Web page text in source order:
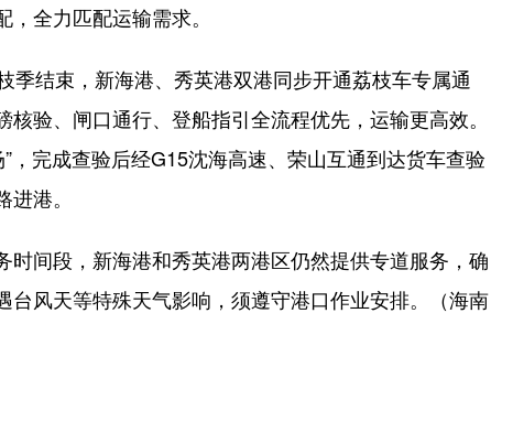
全力匹配运输需求。
结束，新海港、秀英港双港同步开通荔枝车专属通
验、闸口通行、登船指引全流程优先，运输更高效。
，完成查验后经G15沈海高速、荣山互通到达货车查验
港。
间段，新海港和秀英港两港区仍然提供专道服务，确
风天等特殊天气影响，须遵守港口作业安排。（海南